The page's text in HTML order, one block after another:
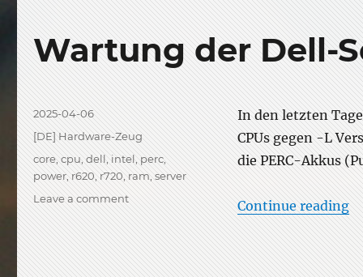
Wartung der Dell-
In den letzten
CPUs gegen -L
die PERC-Akkus
Continue reading
Posted
on
2025-04-06
Categories
[DE] Hardware-Zeug
Tags
core, cpu, dell, intel, perc,
power, r620, r720,ram, server
Leave a commenton
Server